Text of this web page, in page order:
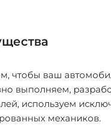
чтобы ваш
выполняем,
используем
механиков.